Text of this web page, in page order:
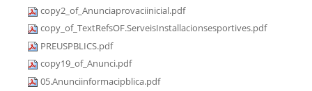
copy2_of_Anunciaprovaciinicial.pdf
copy_of_TextRefsOF.ServeisInstallacionsesportives.pdf
PREUSPBLICS.pdf
copy19_of_Anunci.pdf
05.Anunciinformacipblica.pdf